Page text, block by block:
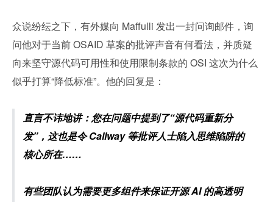
众说纷纭之下，有外媒向 Maffulli 发出一封问询邮件，询
问他对于当前 OSAID 草案的批评声音有何看法，并质疑
向来坚守源代码可用性和使用限制条款的 OSI 这次为什么
似乎打算“降低标准”。他的回复是：
直言不讳地讲：您在问题中提到了“源代码重新分
发”，这也是令 Callway 等批评人士陷入思维陷阱的
核心所在……
有些团队认为需要更多组件来保证开源 AI 的高透明